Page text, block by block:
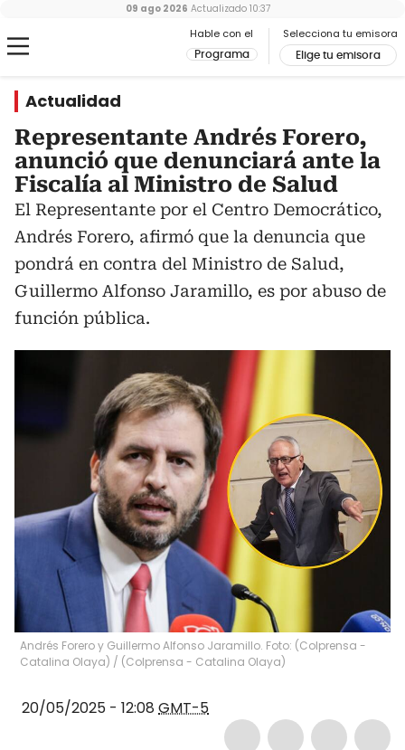
Hable con el
Programa
Selecciona tu emisora
Elige tu emisora
09 ago 2026 Actualizado 10:37
Actualidad
Representante Andrés Forero,
anunció que denunciará ante la
Fiscalía al Ministro de Salud
El Representante por el Centro Democrático,
Andrés Forero, afirmó que la denuncia que
pondrá en contra del Ministro de Salud,
Guillermo Alfonso Jaramillo, es por abuso de
función pública.
Andrés Forero y Guillermo Alfonso Jaramillo. Foto: (Colprensa -
Catalina Olaya) / (Colprensa - Catalina Olaya)
20/05/2025 - 12:08 GMT-5